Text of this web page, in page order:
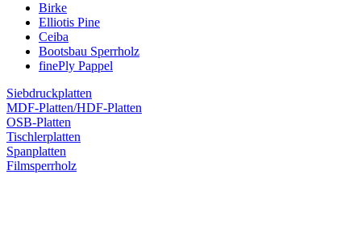
Birke
Elliotis Pine
Ceiba
Bootsbau Sperrholz
finePly Pappel
Siebdruckplatten
MDF-Platten/HDF-Platten
OSB-Platten
Tischlerplatten
Spanplatten
Filmsperrholz